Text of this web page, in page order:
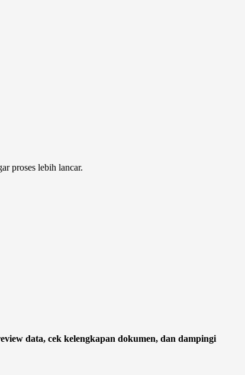
proses lebih lancar.
data, cek kelengkapan dokumen, dan dampingi